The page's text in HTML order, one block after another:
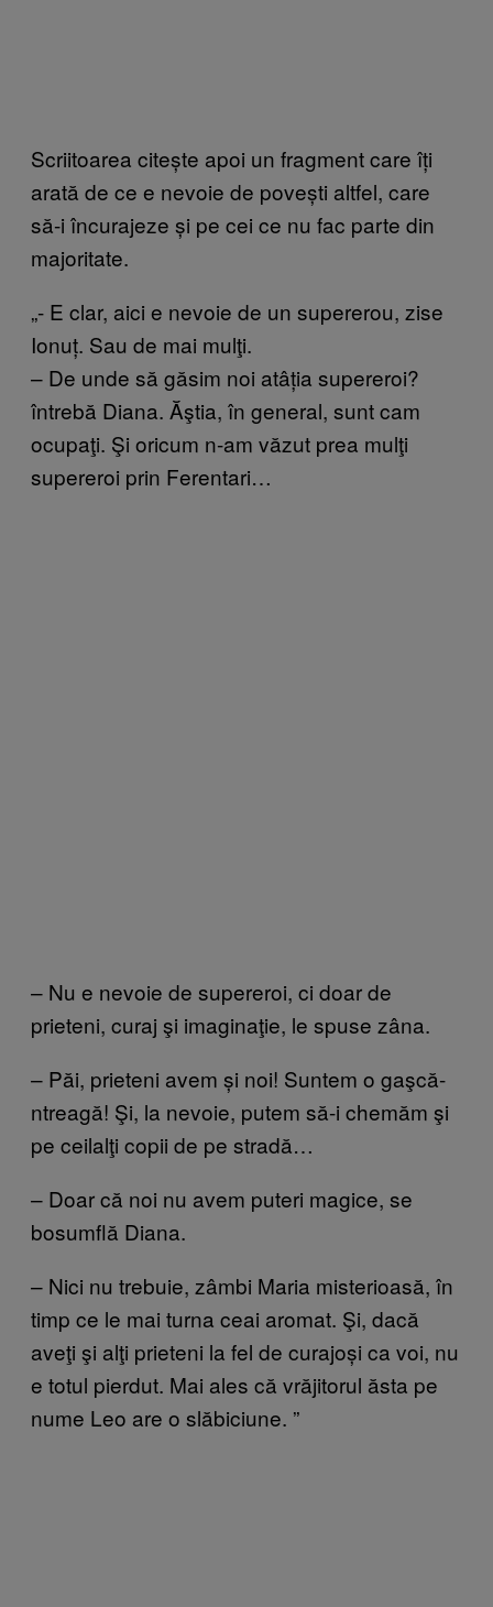
Scriitoarea citește apoi un fragment care îți
arată de ce e nevoie de povești altfel, care
să-i încurajeze și pe cei ce nu fac parte din
majoritate.
„- E clar, aici e nevoie de un supererou, zise
Ionuț. Sau de mai mulţi.
– De unde să găsim noi atâția supereroi?
întrebă Diana. Ăştia, în general, sunt cam
ocupaţi. Şi oricum n-am văzut prea mulţi
supereroi prin Ferentari…
– Nu e nevoie de supereroi, ci doar de
prieteni, curaj şi imaginaţie, le spuse zâna.
– Păi, prieteni avem și noi! Suntem o gaşcă-
ntreagă! Şi, la nevoie, putem să-i chemăm şi
pe ceilalţi copii de pe stradă…
– Doar că noi nu avem puteri magice, se
bosumflă Diana.
– Nici nu trebuie, zâmbi Maria misterioasă, în
timp ce le mai turna ceai aromat. Şi, dacă
aveţi şi alţi prieteni la fel de curajoși ca voi, nu
e totul pierdut. Mai ales că vrăjitorul ăsta pe
nume Leo are o slăbiciune. ”